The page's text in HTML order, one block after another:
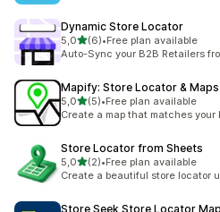
Dynamic Store Locator
5,0z 5 hvězd
(6)
Celkový počet recenzí: 6
•Free plan available
Auto-Sync your B2B Retailers
Mapify: Store Locator & Maps
5,0z 5 hvězd
(5)
Celkový počet recenzí: 5
•Free plan available
Create a map that matches your
Store Locator from Sheets
5,0z 5 hvězd
(2)
Celkový počet recenzí: 2
•Free plan available
Create a beautiful store locator
Store Seek Store Locator Map